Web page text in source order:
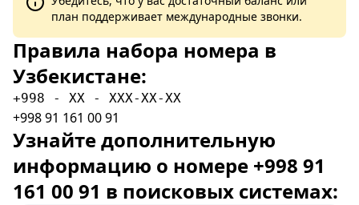
план поддерживает международные звонки.
Правила набора номера в
Узбекистане:
+998 - XX - XXX-XX-XX
+998 91 161 00 91
Узнайте дополнительную
информацию о номере +998 91
161 00 91 в поисковых системах: